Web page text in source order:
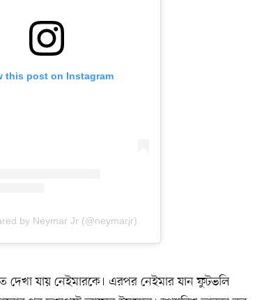
this post on Instagram
by Neymar Jr (@neymarjr)
দেখা যায় নেইমারকে। এরপর নেইমার যান ফুটভলি